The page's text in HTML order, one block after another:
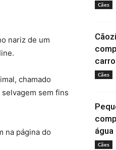
nariz de um
chamado
sem fins
na página do
Cães
Cães
água
Cães